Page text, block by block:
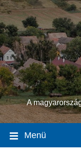
Ugrás
a
tartalomhoz
Ugrás
a
fő
navigációhoz
Ugrás
a
lábléchez
A
Menü